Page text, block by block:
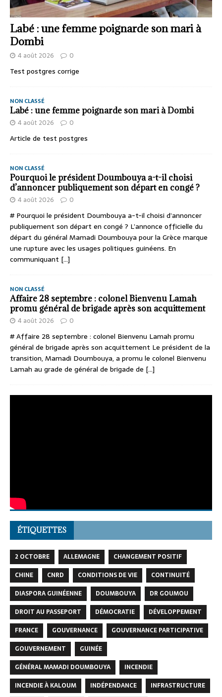
Labé : une femme poignarde son mari à
Dombi
4 août 2026 0
Test postgres corrige
NON CLASSÉ
Labé : une femme poignarde son mari à Dombi
4 août 2026 0
Article de test postgres
NON CLASSÉ
Pourquoi le président Doumbouya a-t-il choisi
d’annoncer publiquement son départ en congé ?
4 août 2026 0
# Pourquoi le président Doumbouya a-t-il choisi d’annoncer
publiquement son départ en congé ? L’annonce officielle du
départ du général Mamadi Doumbouya pour la Grèce marque
une rupture avec les usages politiques guinéens. En
communiquant [...]
NON CLASSÉ
Affaire 28 septembre : colonel Bienvenu Lamah
promu général de brigade après son acquittement
4 août 2026 0
# Affaire 28 septembre : colonel Bienvenu Lamah promu
général de brigade après son acquittement Le président de la
transition, Mamadi Doumbouya, a promu le colonel Bienvenu
Lamah au grade de général de brigade de [...]
ÉTIQUETTES
2 OCTOBRE ALLEMAGNE
CHANGEMENT POSITIF
CHINE
CNRD CONDITIONS DE VIE
CONTINUITÉ
DIASPORA GUINÉENNE
DOUMBOUYA
DR GOUMOU
DROIT AU PASSEPORT
DÉMOCRATIE
DÉVELOPPEMENT
FRANCE
GOUVERNANCE
GOUVERNANCE PARTICIPATIVE
GOUVERNEMENT
GUINÉE
GÉNÉRAL MAMADI DOUMBOUYA
INCENDIE
INCENDIE À KALOUM
INDÉPENDANCE
INFRASTRUCTURE